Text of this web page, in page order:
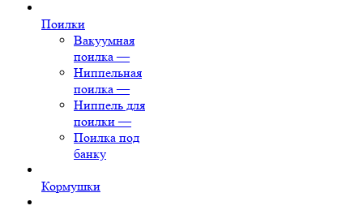
Поилки
Вакуумная
поилка —
Ниппельная
поилка —
Ниппель для
поилки —
Поилка под
банку
Кормушки